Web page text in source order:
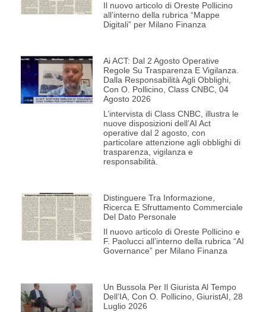
Il nuovo articolo di Oreste Pollicino
all’interno della rubrica “Mappe
Digitali” per Milano Finanza
Ai ACT: Dal 2 Agosto Operative
Regole Su Trasparenza E Vigilanza.
Dalla Responsabilità Agli Obblighi,
Con O. Pollicino, Class CNBC, 04
Agosto 2026
L’intervista di Class CNBC, illustra le
nuove disposizioni dell’AI Act
operative dal 2 agosto, con
particolare attenzione agli obblighi di
trasparenza, vigilanza e
responsabilità.
Distinguere Tra Informazione,
Ricerca E Sfruttamento Commerciale
Del Dato Personale
Il nuovo articolo di Oreste Pollicino e
F. Paolucci all’interno della rubrica “AI
Governance” per Milano Finanza
Un Bussola Per Il Giurista Al Tempo
Dell’IA, Con O. Pollicino, GiuristAI, 28
Luglio 2026